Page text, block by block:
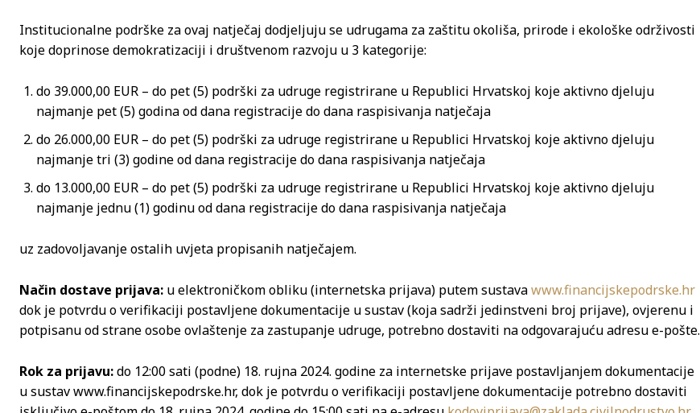
Institucionalne podrške za ovaj natječaj dodjeljuju se udrugama za zaštitu okoliša, prirode i ekološke održivosti
koje doprinose demokratizaciji i društvenom razvoju u 3 kategorije:
do 39.000,00 EUR – do pet (5) podrški za udruge registrirane u Republici Hrvatskoj koje aktivno djeluju
najmanje pet (5) godina od dana registracije do dana raspisivanja natječaja
do 26.000,00 EUR – do pet (5) podrški za udruge registrirane u Republici Hrvatskoj koje aktivno djeluju
najmanje tri (3) godine od dana registracije do dana raspisivanja natječaja
do 13.000,00 EUR – do pet (5) podrški za udruge registrirane u Republici Hrvatskoj koje aktivno djeluju
najmanje jednu (1) godinu od dana registracije do dana raspisivanja natječaja
uz zadovoljavanje ostalih uvjeta propisanih natječajem.
Način dostave prijava: u elektroničkom obliku (internetska prijava) putem sustavawww.financijskepodrske.hr
dok je potvrdu o verifikaciji postavljene dokumentacije u sustav (koja sadrži jedinstveni broj prijave), ovjerenu i
potpisanu od strane osobe ovlaštenje za zastupanje udruge, potrebno dostaviti na odgovarajuću adresu e-pošte.
Rok za prijavu:do 12:00 sati (podne) 18. rujna 2024. godine za internetske prijave postavljanjem dokumentacije
u sustav www.financijskepodrske.hr, dok je potvrdu o verifikaciji postavljene dokumentacije potrebno dostaviti